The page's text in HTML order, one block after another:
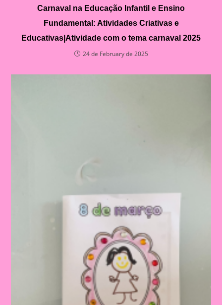
Carnaval na Educação Infantil e Ensino
Fundamental: Atividades Criativas e
Educativas|Atividade com o tema carnaval 2025
24 de February de 2025